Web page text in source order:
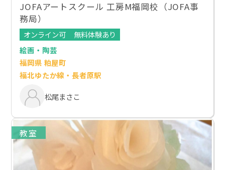
JOFAアートスクール 工房M福岡校（JOFA事
務局）
オンライン可
無料体験あり
絵画・陶芸
福岡県 粕屋町
福北ゆたか線・長者原駅
松尾まさこ
教室